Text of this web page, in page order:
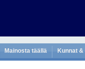
Mainosta täällä Kunnat